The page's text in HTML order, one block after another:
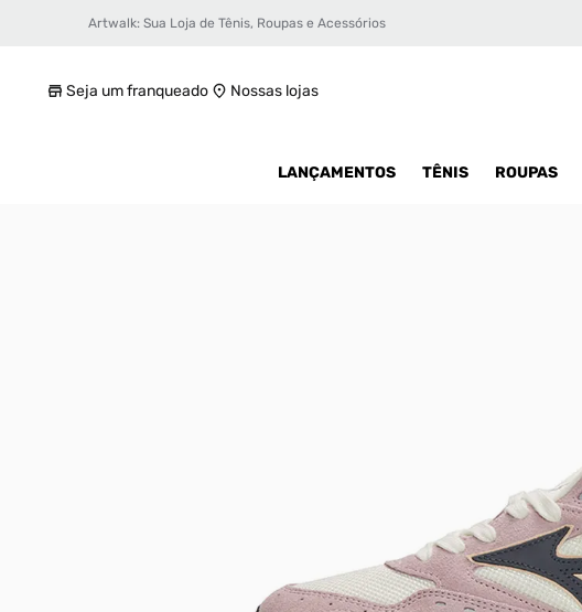
Artwalk: Sua Loja de Tênis, Roupas e Acessórios
Seja um franqueado Nossas lojas
LANÇAMENTOS TÊNIS ROUPAS
Tênis Mizuno Contender Wagashi Feminino